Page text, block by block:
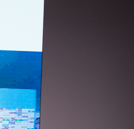
학교운영위원회
학교건축기금